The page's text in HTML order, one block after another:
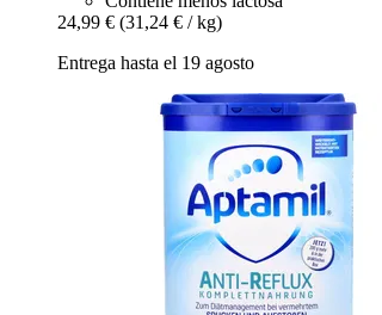
24,99 € (31,24 € / kg)
Entrega hasta el 19 agosto